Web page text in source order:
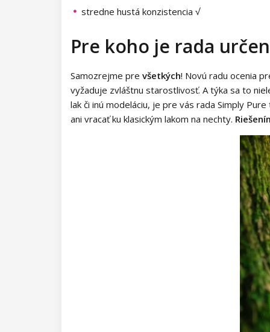
pigmenty
Neon Dots
Dolly Polka Dots
Circus
Samolepiace pásky
Zdobiace fólie
Aluminium Flakes
Ostatné zdobenie
rias
stredne hustá konzistencia √
Pre koho je rada
Samozrejme pre všetkých! Novú radu ocenia
vyžaduje zvláštnu starostlivosť. A týka sa to
lak či inú modeláciu, je pre vás rada Simply
ani vracať ku klasickým lakom na nechty.